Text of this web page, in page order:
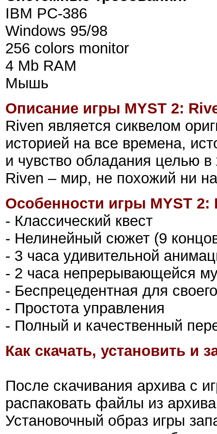
IBM PC-386
Windows 95/98
256 colors monitor
4 Mb RAM
Мышь
Описание игры MYST 2:
Riven является сиквелом
историей на все времена,
и чувство обладания целью в
Riven – мир, не похожий ни
Особенности игры MYST 2:
- Классический квест
- Нелинейный сюжет (9
- 3 часа удивительной
- 2 часа непрерывающейся
- Беспрецедентная для
- Простота управления
- Полный и качественный
Как скачать, установить и
После скачивания архива с
распаковать файлы из
Установочный образ игры